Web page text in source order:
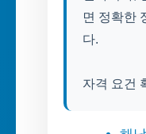
면 정확한
다.
자격 요건